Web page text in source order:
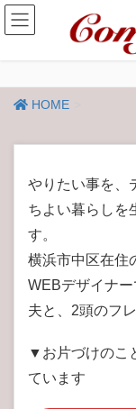
HOME
やりたい事を、
ちよい暮らしを
す。
横浜市中区在住
WEBデザイナー
夫と、2頭のフ
▼お片づけのこ
ています